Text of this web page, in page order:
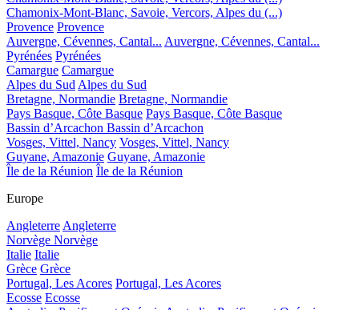
Chamonix-Mont-Blanc, Savoie, Vercors, Alpes du (...)
Provence Provence
Auvergne, Cévennes, Cantal... Auvergne, Cévennes, Cantal...
Pyrénées Pyrénées
Camargue Camargue
Alpes du Sud Alpes du Sud
Bretagne, Normandie Bretagne, Normandie
Pays Basque, Côte Basque Pays Basque, Côte Basque
Bassin d’Arcachon Bassin d’Arcachon
Vosges, Vittel, Nancy Vosges, Vittel, Nancy
Guyane, Amazonie Guyane, Amazonie
Île de la Réunion Île de la Réunion
Europe
Angleterre Angleterre
Norvège Norvège
Italie Italie
Grèce Grèce
Portugal, Les Acores Portugal, Les Acores
Ecosse Ecosse